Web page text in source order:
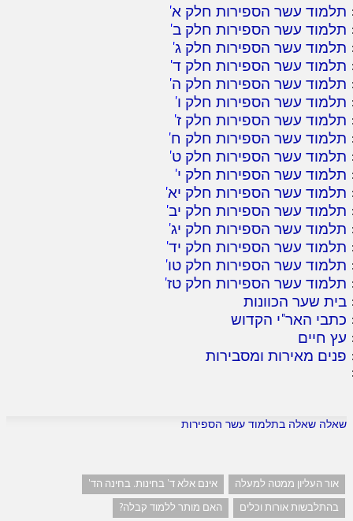
תלמוד עשר הספירות חלק א'
תלמוד עשר הספירות חלק ב'
תלמוד עשר הספירות חלק ג'
תלמוד עשר הספירות חלק ד'
תלמוד עשר הספירות חלק ה'
תלמוד עשר הספירות חלק ו'
תלמוד עשר הספירות חלק ז'
תלמוד עשר הספירות חלק ח'
תלמוד עשר הספירות חלק ט'
תלמוד עשר הספירות חלק י'
תלמוד עשר הספירות חלק יא'
תלמוד עשר הספירות חלק יב'
תלמוד עשר הספירות חלק יג'
תלמוד עשר הספירות חלק יד'
תלמוד עשר הספירות חלק טו'
תלמוד עשר הספירות חלק טז'
בית שער הכוונות
כתבי האר"י הקדוש
עץ חיים
פנים מאירות ומסבירות
שאלה שאלה בתלמוד עשר הספירות
אור העליון ממטה למעלה
אינם אלא ד' בחינות. בחינה הד'
בהתלבשות אורות וכלים
האם מותר ללמוד קבלה?